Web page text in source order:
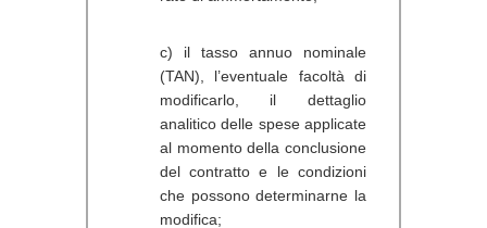
c) il tasso annuo nominale
(TAN), l’eventuale facoltà di
modificarlo, il dettaglio
analitico delle spese applicate
al momento della conclusione
del contratto e le condizioni
che possono determinarne la
modifica;